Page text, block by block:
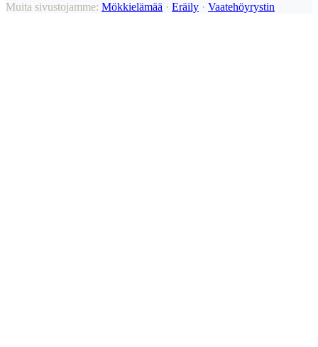
Muita sivustojamme: Mökkielämää · Eräily · Vaatehöyrystin